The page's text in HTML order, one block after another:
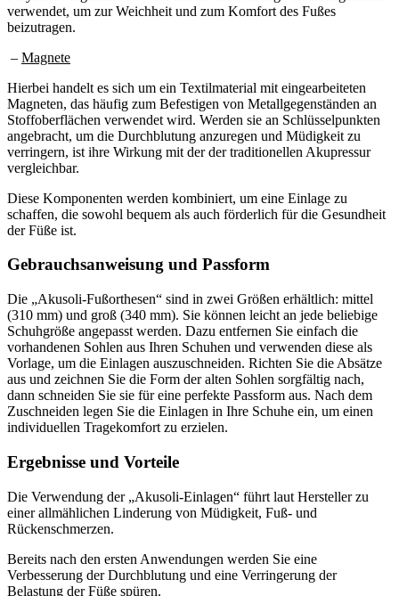
verwendet, um zur Weichheit und zum Komfort des Fußes
beizutragen.
– Magnete
Hierbei handelt es sich um ein Textilmaterial mit eingearbeiteten
Magneten, das häufig zum Befestigen von Metallgegenständen an
Stoffoberflächen verwendet wird. Werden sie an Schlüsselpunkten
angebracht, um die Durchblutung anzuregen und Müdigkeit zu
verringern, ist ihre Wirkung mit der der traditionellen Akupressur
vergleichbar.
Diese Komponenten werden kombiniert, um eine Einlage zu
schaffen, die sowohl bequem als auch förderlich für die Gesundheit
der Füße ist.
Gebrauchsanweisung und Passform
Die „Akusoli-Fußorthesen“ sind in zwei Größen erhältlich: mittel
(310 mm) und groß (340 mm). Sie können leicht an jede beliebige
Schuhgröße angepasst werden. Dazu entfernen Sie einfach die
vorhandenen Sohlen aus Ihren Schuhen und verwenden diese als
Vorlage, um die Einlagen auszuschneiden. Richten Sie die Absätze
aus und zeichnen Sie die Form der alten Sohlen sorgfältig nach,
dann schneiden Sie sie für eine perfekte Passform aus. Nach dem
Zuschneiden legen Sie die Einlagen in Ihre Schuhe ein, um einen
individuellen Tragekomfort zu erzielen.
Ergebnisse und Vorteile
Die Verwendung der „Akusoli-Einlagen“ führt laut Hersteller zu
einer allmählichen Linderung von Müdigkeit, Fuß- und
Rückenschmerzen.
Bereits nach den ersten Anwendungen werden Sie eine
Verbesserung der Durchblutung und eine Verringerung der
Belastung der Füße spüren.